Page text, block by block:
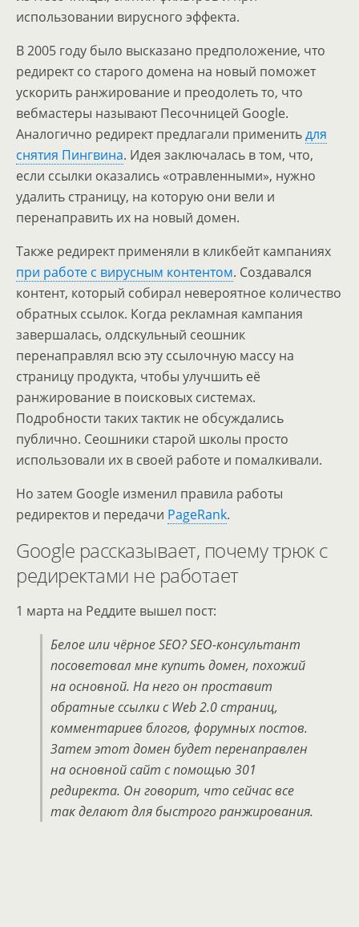
использовании вирусного эффекта.
В 2005 году было высказано предположение, что
редирект со старого домена на новый поможет
ускорить ранжирование и преодолеть то, что
вебмастеры называют Песочницей Google.
Аналогично редирект предлагали применитьдля
снятия Пингвина. Идея заключалась в том, что,
если ссылки оказались «отравленными», нужно
удалить страницу, на которую они вели и
перенаправить их на новый домен.
Также редирект применяли в кликбейт кампаниях
при работе с вирусным контентом. Создавался
контент, который собирал невероятное количество
обратных ссылок. Когда рекламная кампания
завершалась, олдскульный сеошник
перенаправлял всю эту ссылочную массу на
страницу продукта, чтобы улучшить её
ранжирование в поисковых системах.
Подробности таких тактик не обсуждались
публично. Сеошники старой школы просто
использовали их в своей работе и помалкивали.
Но затем Google изменил правила работы
редиректов и передачи PageRank.
Google рассказывает, почему трюк с
редиректами не работает
1 марта на Реддите вышел пост:
Белое или чёрное SEO? SEO-консультант
посоветовал мне купить домен, похожий
на основной. На него он проставит
обратные ссылки с Web 2.0 страниц,
комментариев блогов, форумных постов.
Затем этот домен будет перенаправлен
на основной сайт с помощью 301
редиректа. Он говорит, что сейчас все
так делают для быстрого ранжирования.